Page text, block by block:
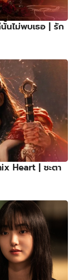
นไม่พบเธอ | รัก
Heart | ชะตา